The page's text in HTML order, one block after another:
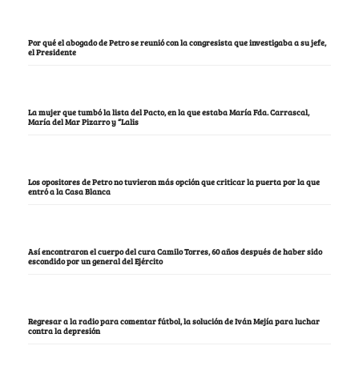
Por qué el abogado de Petro se reunió con la congresista que investigaba a su jefe,
el Presidente
La mujer que tumbó la lista del Pacto, en la que estaba María Fda. Carrascal,
María del Mar Pizarro y “Lalis
Los opositores de Petro no tuvieron más opción que criticar la puerta por la que
entró a la Casa Blanca
Así encontraron el cuerpo del cura Camilo Torres, 60 años después de haber sido
escondido por un general del Ejército
Regresar a la radio para comentar fútbol, la solución de Iván Mejía para luchar
contra la depresión